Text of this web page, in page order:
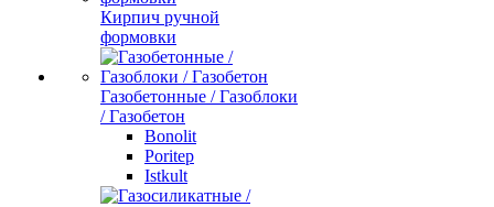
Кирпич ручной
формовки
Газобетонные / Газоблоки
/ Газобетон
Bonolit
Poritep
Istkult